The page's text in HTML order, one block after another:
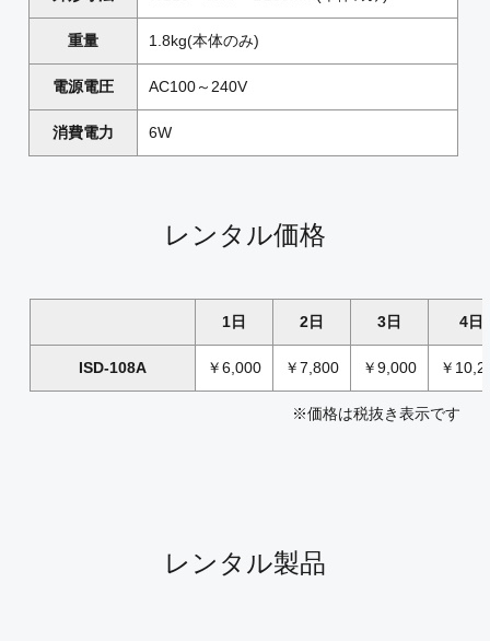
重量 1.8kg(本体のみ)
電源電圧 AC100～240V
消費電力 6W
レンタル価格
1日 2日 3日 4日
ISD-108A ￥6,000 ￥7,800 ￥9,000 ￥
※価格は税抜き表示です
レンタル製品